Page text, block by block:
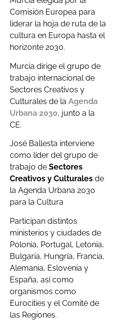
Comisión Europea para
liderar la hoja de ruta de la
cultura en Europa hasta el
horizonte 2030.
Murcia dirige el grupo de
trabajo internacional de
Sectores Creativos y
Culturales de la Agenda
Urbana 2030, junto a la
CE.
José Ballesta interviene
como líder del grupo de
trabajo de Sectores
Creativos y Culturales de
la Agenda Urbana 2030
para la Cultura
Participan distintos
ministerios y ciudades de
Polonia, Portugal, Letonia,
Bulgaria, Hungría, Francia,
Alemania, Eslovenia y
España, así como
organismos como
Eurocities y el Comité de
las Regiones.